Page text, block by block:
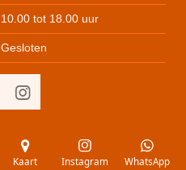
10.00 tot 18.00 uur
Gesloten
I
t
a
Kaart Instagram WhatsApp